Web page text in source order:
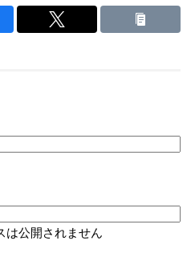
は公開されません